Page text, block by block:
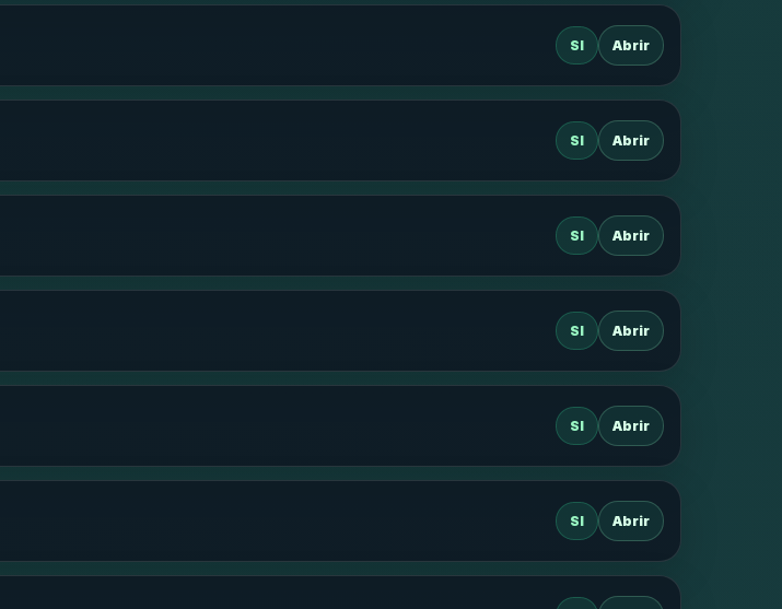
SI Abrir
SI Abrir
SI Abrir
SI Abrir
SI Abrir
SI Abrir